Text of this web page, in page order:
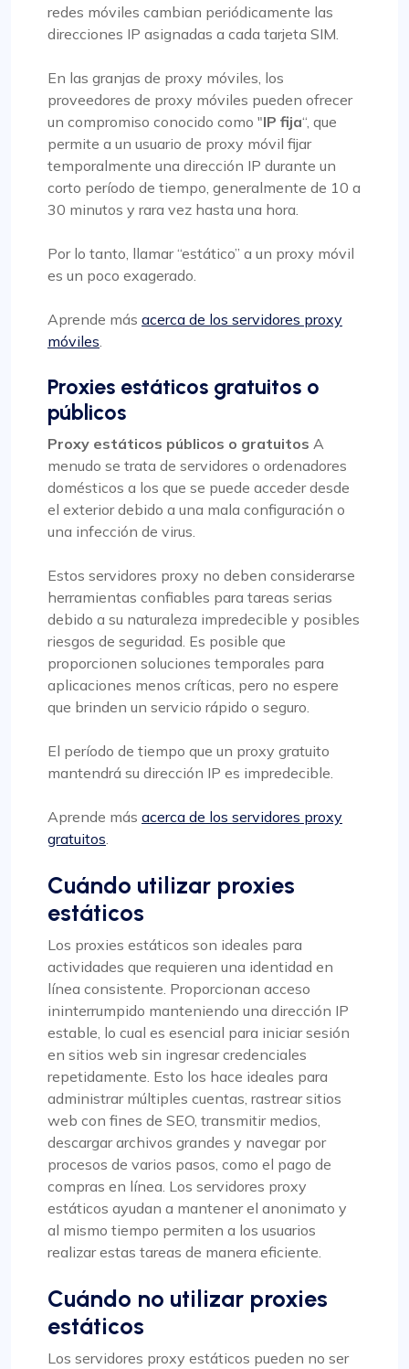
redes móviles cambian periódicamente las
direcciones IP asignadas a cada tarjeta SIM.
En las granjas de proxy móviles, los
proveedores de proxy móviles pueden ofrecer
un compromiso conocido como "IP fija“, que
permite a un usuario de proxy móvil fijar
temporalmente una dirección IP durante un
corto período de tiempo, generalmente de 10 a
30 minutos y rara vez hasta una hora.
Por lo tanto, llamar “estático” a un proxy móvil
es un poco exagerado.
Aprende más acerca de los servidores proxy
móviles
Proxies estáticos gratuitos o
públicos
Proxy estáticos públicos o gratuitos A
menudo se trata de servidores o ordenadores
domésticos a los que se puede acceder desde
el exterior debido a una mala configuración o
una infección de virus.
Estos servidores proxy no deben considerarse
herramientas confiables para tareas serias
debido a su naturaleza impredecible y posibles
riesgos de seguridad. Es posible que
proporcionen soluciones temporales para
aplicaciones menos críticas, pero no espere
que brinden un servicio rápido o seguro.
El período de tiempo que un proxy gratuito
mantendrá su dirección IP es impredecible.
Aprende más acerca de los servidores proxy
gratuitos
Cuándo utilizar proxies
estáticos
Los proxies estáticos son ideales para
actividades que requieren una identidad en
línea consistente. Proporcionan acceso
ininterrumpido manteniendo una dirección IP
estable, lo cual es esencial para iniciar sesión
en sitios web sin ingresar credenciales
repetidamente. Esto los hace ideales para
administrar múltiples cuentas, rastrear sitios
web con fines de SEO, transmitir medios,
descargar archivos grandes y navegar por
procesos de varios pasos, como el pago de
compras en línea. Los servidores proxy
estáticos ayudan a mantener el anonimato y
al mismo tiempo permiten a los usuarios
realizar estas tareas de manera eficiente.
Cuándo no utilizar proxies
estáticos
Los servidores proxy estáticos pueden no ser